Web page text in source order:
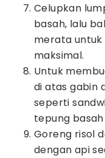
Celupkan
basah, lalu
merata
maksimal.
Untuk
di atas gabin
seperti
tepung
Goreng risol
dengan api